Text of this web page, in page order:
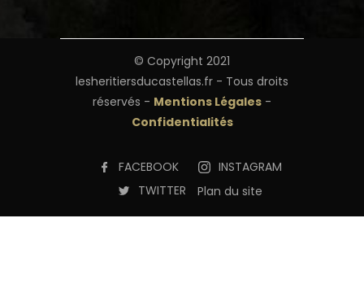
© Copyright 2021
lesheritiersducastellas.fr - Tous droits
réservés - Mentions Légales -
Confidentialités
FACEBOOK
INSTAGRAM
TWITTER
Plan du site